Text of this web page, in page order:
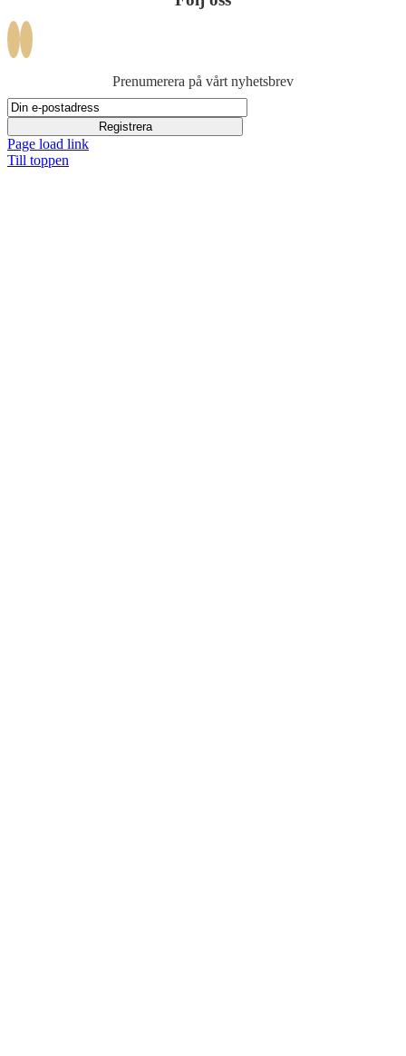
Prenumerera på vårt nyhetsbrev
Page load link
Till toppen